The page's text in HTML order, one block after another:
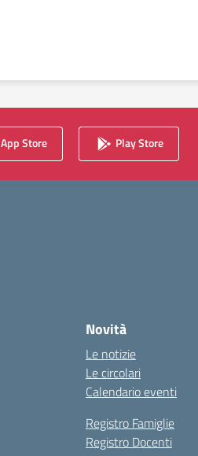
App Store Play Store
Novità
Le notizie
Le circolari
Calendario eventi
Registro Famiglie
Registro Docenti